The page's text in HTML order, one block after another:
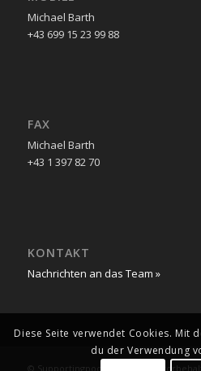
Michael Barth
+43 699 15 23 99 88
FAX
Michael Barth
+43 1 397 82 70
KONTAKT
Nachrichten an das Team »
© Supportingpool. Alle Rechte
Diese Seite verwendet Cookies. Mit
du der Verwendung